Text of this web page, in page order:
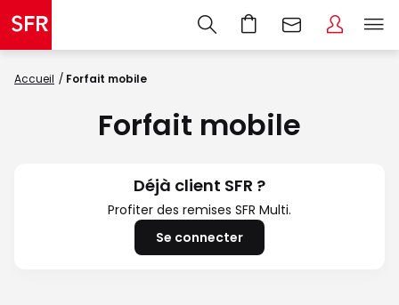
Accueil Forfait mobile
Forfait mobile
Déjà client SFR ?
Profiter des remises SFR Multi.
Se connecter